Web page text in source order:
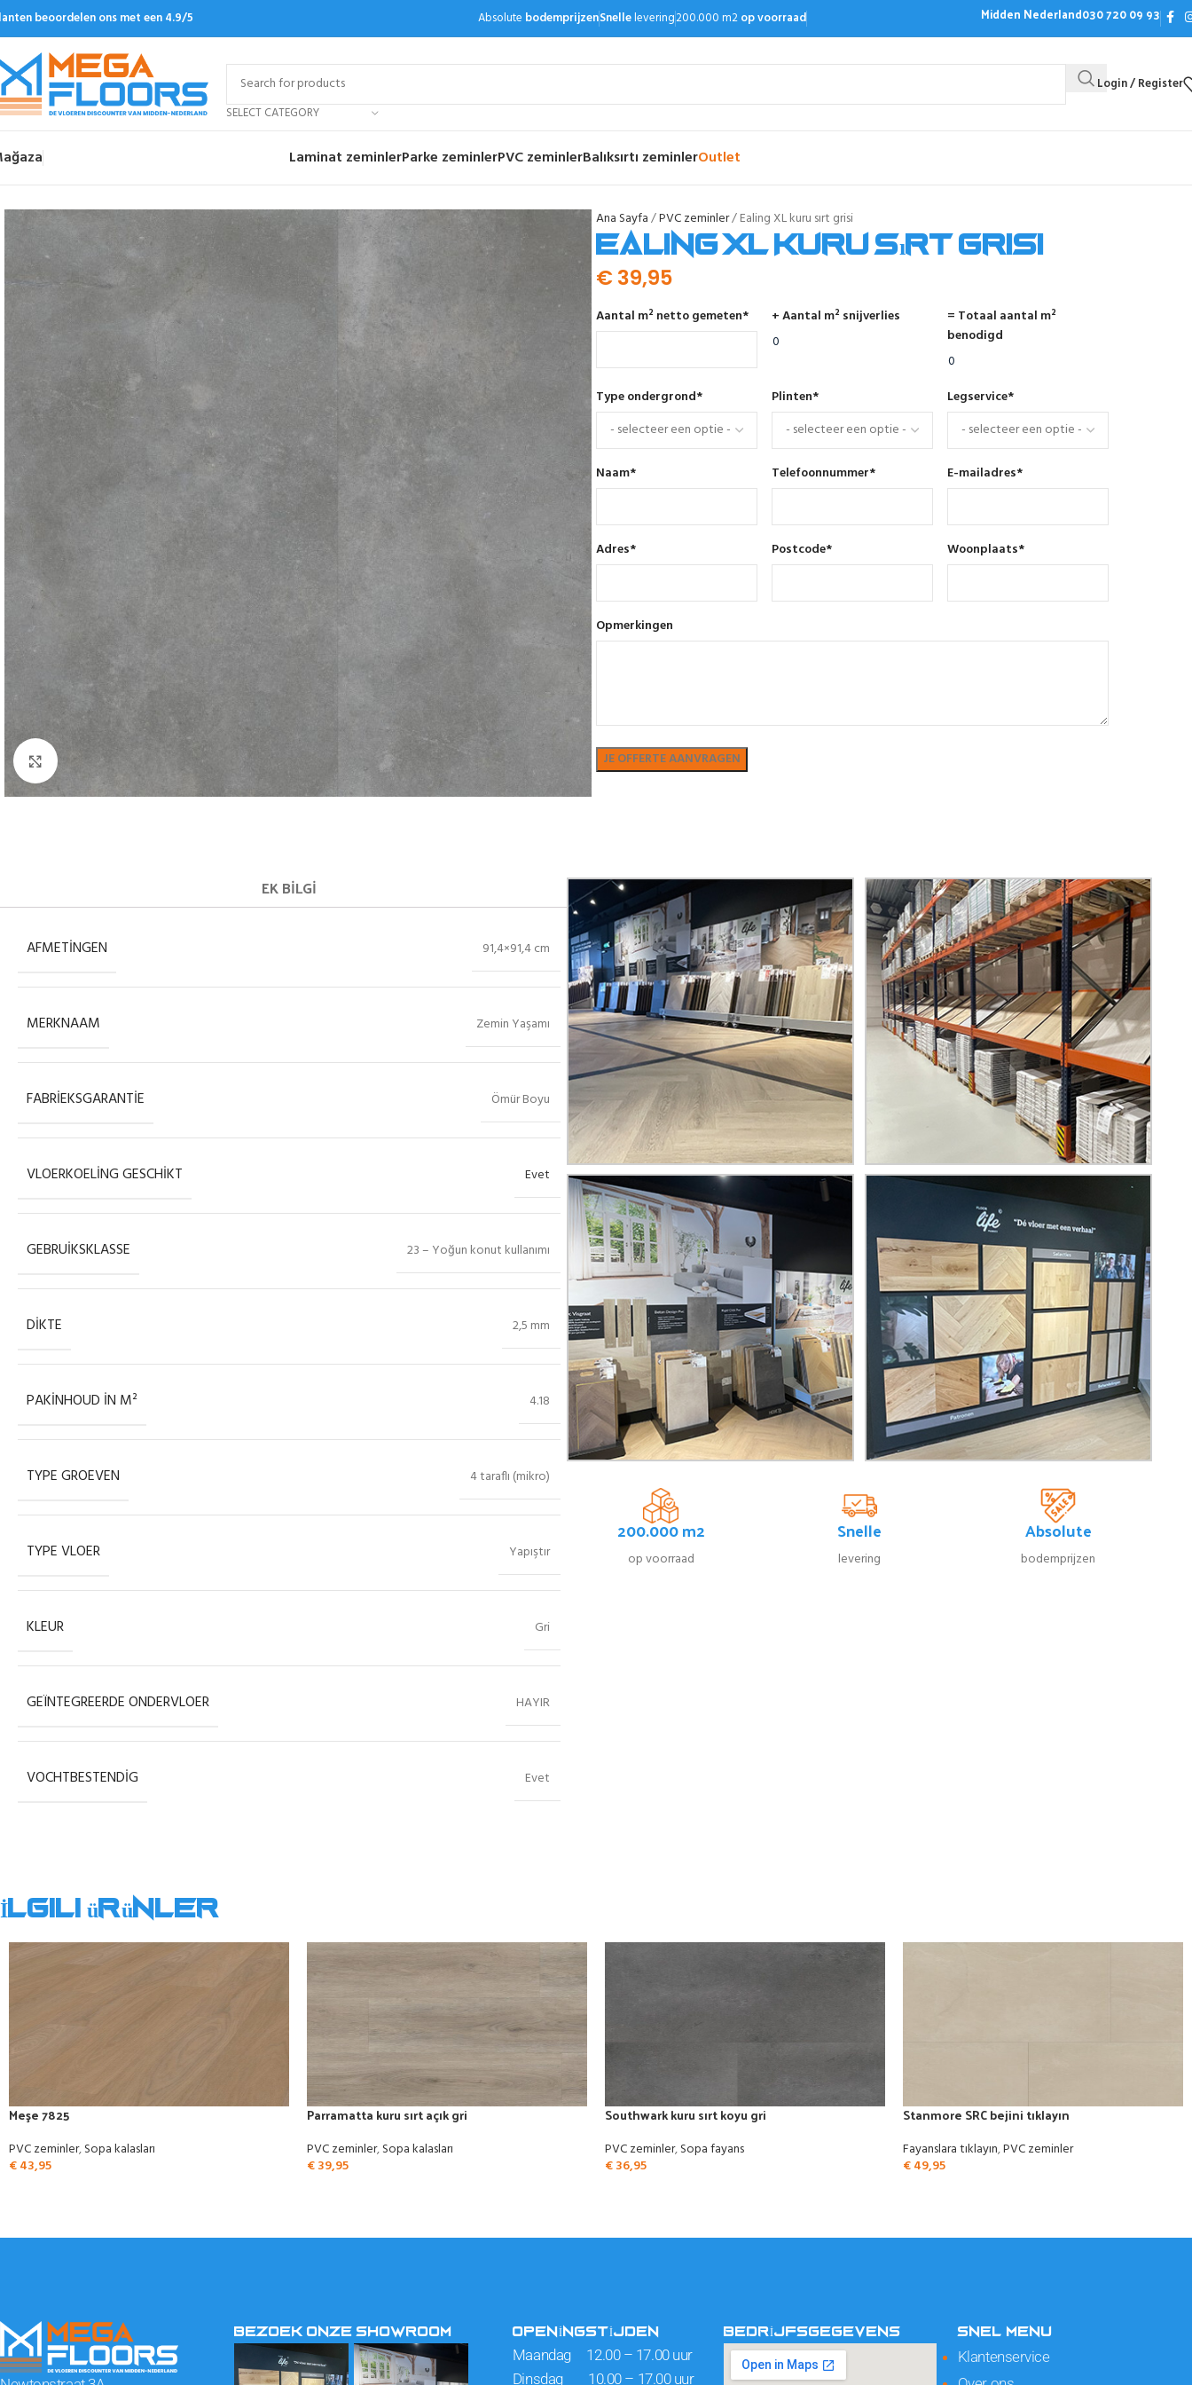
beoordelen ons met een 4.9/5 Absolute bodemprijzenSnellelevering200.000 m2op voorraad Midden Nederland030 720 09 93
SELECT CATEGORY
Login / Register
Laminat zeminlerParke zeminlerPVC zeminlerBalıksırtı zeminlerOutlet
Ana Sayfa PVC zeminler Ealing XL kuru sırt grisi
Ealing XL kuru sırt grisi
€39,95
Aantal m² netto gemeten* + Aantal m² snijverlies
= Totaal aantal m²
benodigd
Type ondergrond* Plinten* Legservice*
Naam* Telefoonnummer* E-mailadres*
Adres* Postcode* Woonplaats*
Opmerkingen
Click to enlarge
EK BILGI
AFMETINGEN 91,4×91,4 cm
MERKNAAM Zemin Yaşamı
FABRIEKSGARANTIE Ömür Boyu
VLOERKOELING GESCHIKT Evet
GEBRUIKSKLASSE 23 – Yoğun konut kullanımı
DIKTE 2,5 mm
PAKINHOUD IN M² 4.18
TYPE GROEVEN 4 taraflı (mikro)
TYPE VLOER Yapıştır
KLEUR Gri
GEÏNTEGREERDE ONDERVLOER HAYIR
VOCHTBESTENDIG Evet
200.000 m2
op voorraad
Snelle
levering
Absolute
bodemprijzen
İlgili ürünler
Meşe 7825
PVC zeminler,Sopa kalasları
€43,95
Parramatta kuru sırt açık gri
PVC zeminler,Sopa kalasları
€39,95
Southwark kuru sırt koyu gri
PVC zeminler,Sopa fayans
€36,95
Stanmore SRC bejini tıklayın
Fayanslara tıklayın,PVC zeminler
€49,95
BEZOEK ONZE SHOWROOM OPENINGSTIJDEN
Maandag 12.00 – 17.00 uur
Dinsdag 10.00 – 17.00 uur
BEDRIJFSGEGEVENS SNEL MENU
Klantenservice